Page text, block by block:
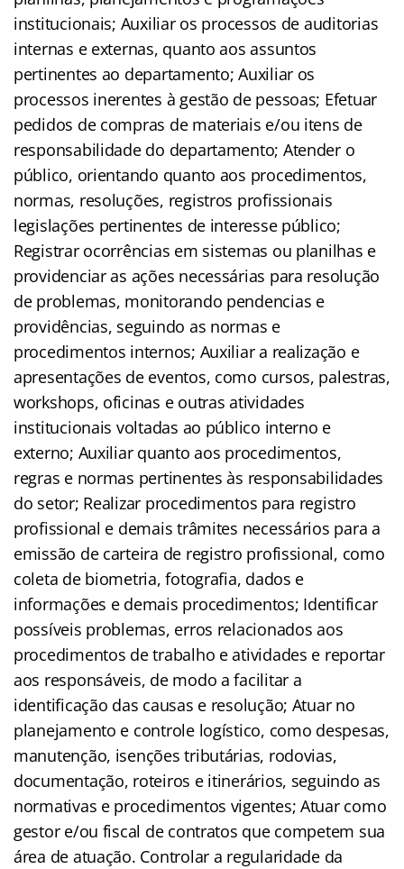
institucionais; Auxiliar os processos de auditorias
internas e externas, quanto aos assuntos
pertinentes ao departamento; Auxiliar os
processos inerentes à gestão de pessoas; Efetuar
pedidos de compras de materiais e/ou itens de
responsabilidade do departamento; Atender o
público, orientando quanto aos procedimentos,
normas, resoluções, registros profissionais
legislações pertinentes de interesse público;
Registrar ocorrências em sistemas ou planilhas e
providenciar as ações necessárias para resolução
de problemas, monitorando pendencias e
providências, seguindo as normas e
procedimentos internos; Auxiliar a realização e
apresentações de eventos, como cursos, palestras,
workshops, oficinas e outras atividades
institucionais voltadas ao público interno e
externo; Auxiliar quanto aos procedimentos,
regras e normas pertinentes às responsabilidades
do setor; Realizar procedimentos para registro
profissional e demais trâmites necessários para a
emissão de carteira de registro profissional, como
coleta de biometria, fotografia, dados e
informações e demais procedimentos; Identificar
possíveis problemas, erros relacionados aos
procedimentos de trabalho e atividades e reportar
aos responsáveis, de modo a facilitar a
identificação das causas e resolução; Atuar no
planejamento e controle logístico, como despesas,
manutenção, isenções tributárias, rodovias,
documentação, roteiros e itinerários, seguindo as
normativas e procedimentos vigentes; Atuar como
gestor e/ou fiscal de contratos que competem sua
área de atuação. Controlar a regularidade da